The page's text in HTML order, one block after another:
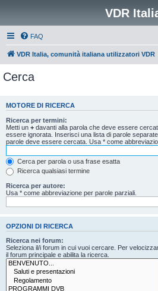
VDR
FAQ
VDR Italia, comunità italiana utilizzatori VDR
Cerca
MOTORE DI RICERCA
Ricerca per termini:
Metti un + davanti alla parola che deve essere
essere ignorata. Inserisci una lista di parole
parole deve essere cercata. Usa * come
Cerca per parola o usa frase esatta
Ricerca qualsiasi termine
Ricerca per autore:
Usa * come abbreviazione per parole parziali.
OPZIONI DI RICERCA
Ricerca nei forum:
Seleziona il/i forum in cui vuoi cercare. Per
il forum principale e abilita la ricerca.